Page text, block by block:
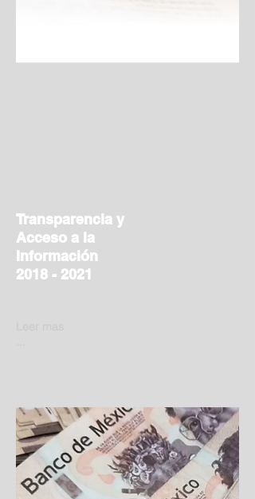
Transparencia y
Acceso a la
Información
2018 - 2021